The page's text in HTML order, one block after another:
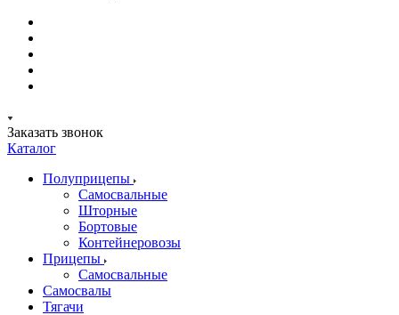
Заказать звонок
Каталог
Полуприцепы
Самосвальные
Шторные
Бортовые
Контейнеровозы
Прицепы
Самосвальные
Самосвалы
Тягачи